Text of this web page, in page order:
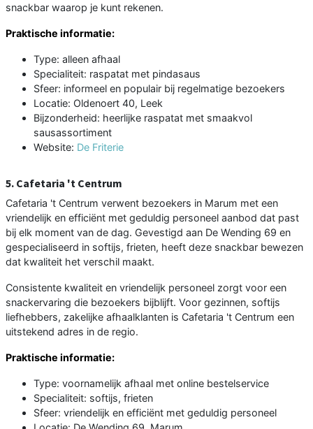
snackbar waarop je kunt rekenen.
Praktische informatie:
Type: alleen afhaal
Specialiteit: raspatat met pindasaus
Sfeer: informeel en populair bij regelmatige bezoekers
Locatie: Oldenoert 40, Leek
Bijzonderheid: heerlijke raspatat met smaakvol
sausassortiment
Website: De Friterie
5. Cafetaria 't Centrum
Cafetaria 't Centrum verwent bezoekers in Marum met een
vriendelijk en efficiënt met geduldig personeel aanbod dat past
bij elk moment van de dag. Gevestigd aan De Wending 69 en
gespecialiseerd in softijs, frieten, heeft deze snackbar bewezen
dat kwaliteit het verschil maakt.
Consistente kwaliteit en vriendelijk personeel zorgt voor een
snackervaring die bezoekers bijblijft. Voor gezinnen, softijs
liefhebbers, zakelijke afhaalklanten is Cafetaria 't Centrum een
uitstekend adres in de regio.
Praktische informatie:
Type: voornamelijk afhaal met online bestelservice
Specialiteit: softijs, frieten
Sfeer: vriendelijk en efficiënt met geduldig personeel